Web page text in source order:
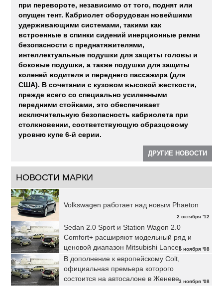
при перевороте, независимо от того, поднят или
опущен тент. Кабриолет оборудован новейшими
удерживающими системами, такими как
встроенные в спинки сидений инерционные ремни
безопасности с преднатяжителями,
интеллектуальные подушки для защиты головы и
боковые подушки, а также подушки для защиты
коленей водителя и переднего пассажира (для
США). В сочетании с кузовом высокой жесткости,
прежде всего со специально усиленными
передними стойками, это обеспечивает
исключительную безопасность кабриолета при
столкновении, соответствующую образцовому
уровню купе 6-й серии.
ДРУГИЕ НОВОСТИ
НОВОСТИ МАРКИ
2 октября '12
Volkswagen работает над новым Phaeton
3 ноября '08
Sedan 2.0 Sport и Station Wagon 2.0
Comfort+ расширяют модельный ряд и
ценовой диапазон Mitsubishi Lancer.
3 ноября '08
В дополнение к европейскому Colt,
официальная премьера которого
состоится на автосалоне в Женеве